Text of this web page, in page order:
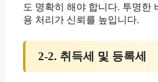
도 명확히 해야 합니다. 투명한
용 처리가 신뢰를 높입니다.
2-2. 취득세 및 등록세